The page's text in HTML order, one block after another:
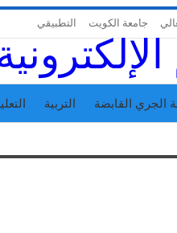
جامعة الكويت التطبيقي
القابضة التربية